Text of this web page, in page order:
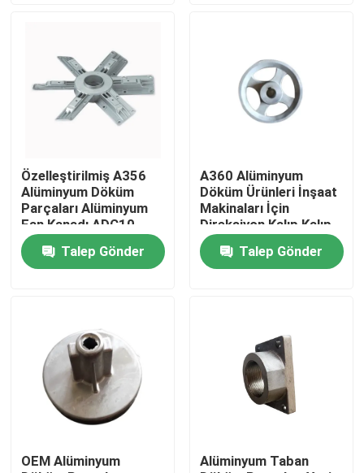
Ürünler
videolar
Fabrika turu
Kalite kontrol
Haberler
Bir teklif isteği
Metal Döküm Parçalar
Özelleştirilmiş A356
Alüminyum Döküm
Parçaları Alüminyum
Fan Kanadı ADC10
Talep Gönder
A360 Alüminyum
Döküm Ürünleri İnşaat
Makinaları İçin
Direksiyon Kalıp Kalıp
Parçaları
Talep Gönder
OEM Alüminyum
Alüminyum Taban